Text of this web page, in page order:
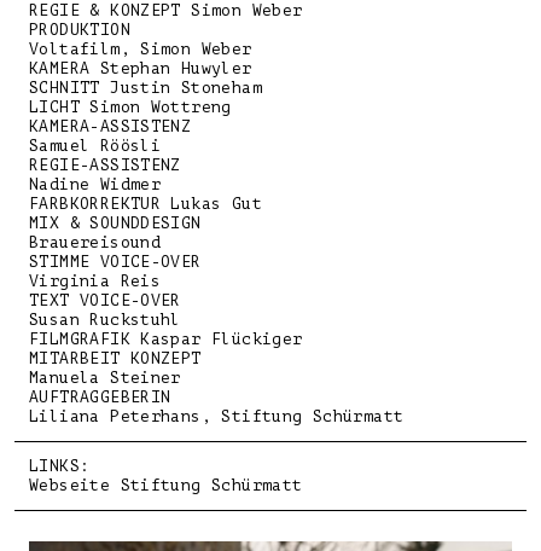
REGIE & KONZEPT Simon Weber
PRODUKTION
Voltafilm, Simon Weber
KAMERA Stephan Huwyler
SCHNITT Justin Stoneham
LICHT Simon Wottreng
KAMERA-ASSISTENZ
Samuel Röösli
REGIE-ASSISTENZ
Nadine Widmer
FARBKORREKTUR Lukas Gut
MIX & SOUNDDESIGN
Brauereisound
STIMME VOICE-OVER
Virginia Reis
TEXT VOICE-OVER
Susan Ruckstuhl
FILMGRAFIK Kaspar Flückiger
MITARBEIT KONZEPT
Manuela Steiner
AUFTRAGGEBERIN
Liliana Peterhans, Stiftung Schürmatt
LINKS:
Webseite Stiftung Schürmatt